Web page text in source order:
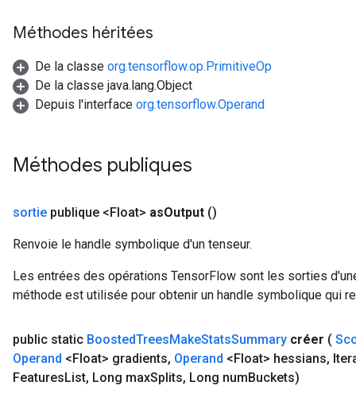
Méthodes héritées
De la classe org.tensorflow.op.PrimitiveOp
De la classe java.lang.Object
Depuis l'interface org.tensorflow.Operand
Méthodes publiques
sortie publique <Float> asOutput ()
Renvoie le handle symbolique d'un tenseur.
Les entrées des opérations TensorFlow sont les sorties
méthode est utilisée pour obtenir un handle symbolique qui
public static BoostedTreesMakeStatsSummary créer (
Operand <Float> gradients, Operand <Float> hessians,
FeaturesList, Long maxSplits, Long numBuckets)